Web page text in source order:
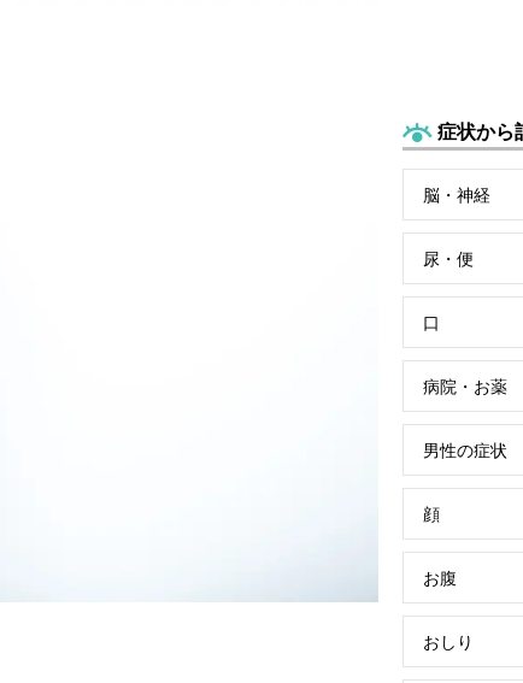
症状から
脳・神経
尿・便
口
病院・お薬
男性の症状
顔
お腹
おしり